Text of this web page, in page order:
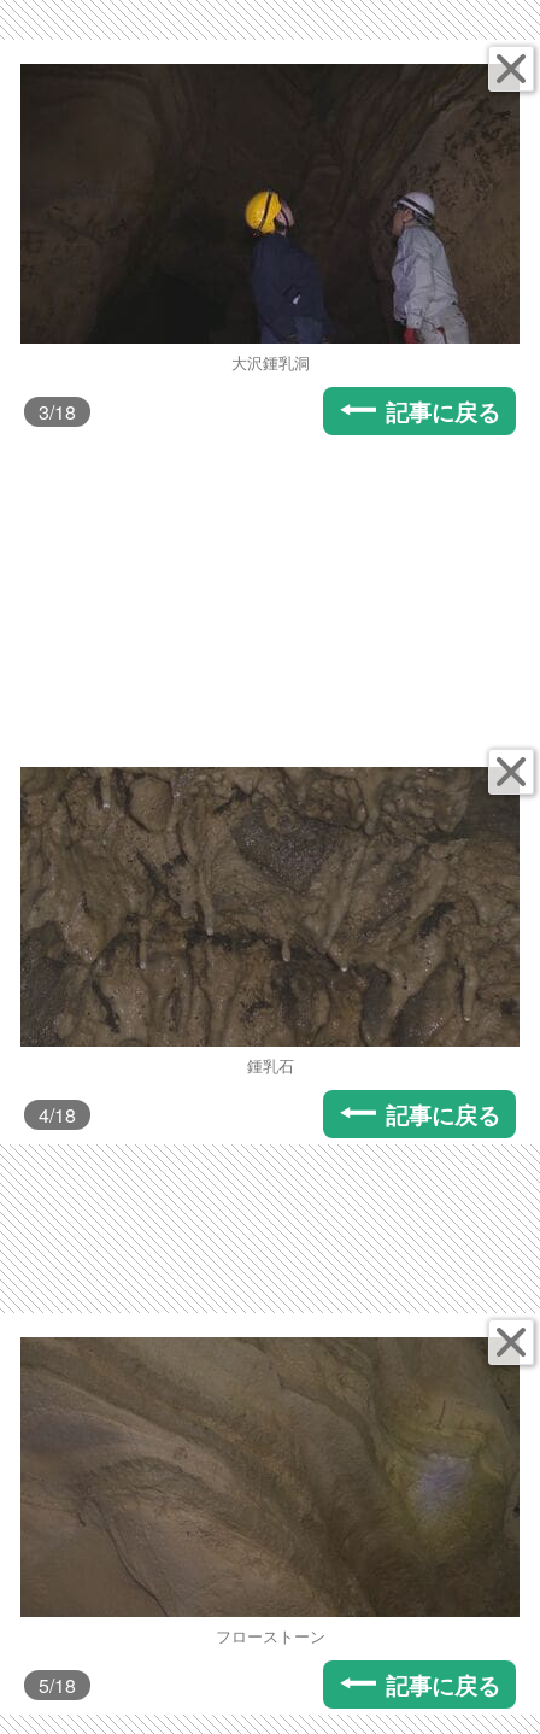
大沢鍾乳洞
3/18 記事に戻る
鍾乳石
4/18 記事に戻る
フローストーン
5/18 記事に戻る